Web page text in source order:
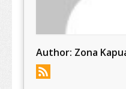
Author: Zona